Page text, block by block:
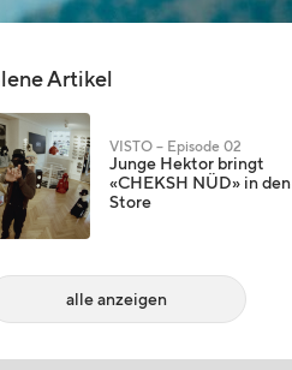
Artikel
VISTO – Episode 02
Junge Hektor bringt
«CHEKSH NÜD» in den
Store
alle anzeigen